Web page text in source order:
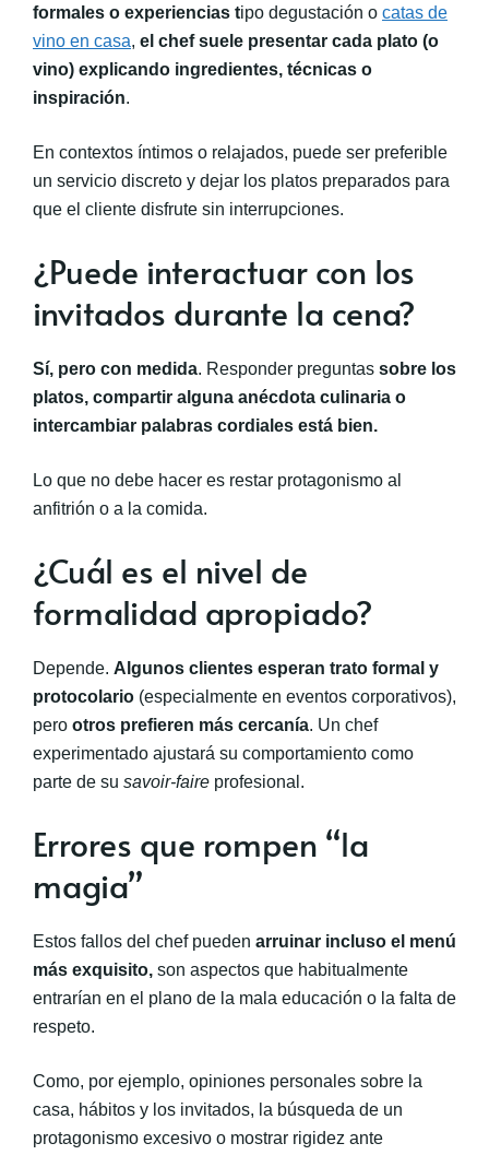
formales o experiencias tipo degustación o catas de
vino en casa, el chef suele presentar cada plato (o
vino) explicando ingredientes, técnicas o
inspiración.
En contextos íntimos o relajados, puede ser preferible
un servicio discreto y dejar los platos preparados para
que el cliente disfrute sin interrupciones.
¿Puede interactuar con los
invitados durante la cena?
Sí, pero con medida. Responder preguntas sobre los
platos, compartir alguna anécdota culinaria o
intercambiar palabras cordiales está bien.
Lo que no debe hacer es restar protagonismo al
anfitrión o a la comida.
¿Cuál es el nivel de
formalidad apropiado?
Depende. Algunos clientes esperan trato formal y
protocolario (especialmente en eventos corporativos),
pero otros prefieren más cercanía. Un chef
experimentado ajustará su comportamiento como
parte de su savoir-faire profesional.
Errores que rompen “la
magia”
Estos fallos del chef pueden arruinar incluso el menú
más exquisito, son aspectos que habitualmente
entrarían en el plano de la mala educación o la falta de
respeto.
Como, por ejemplo, opiniones personales sobre la
casa, hábitos y los invitados, la búsqueda de un
protagonismo excesivo o mostrar rigidez ante